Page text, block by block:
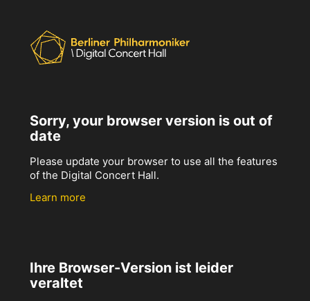
Sorry, your browser version is out of
date
Please update your browser to use all the features
of the Digital Concert Hall.
Learn more
Ihre Browser-Version ist leider
veraltet